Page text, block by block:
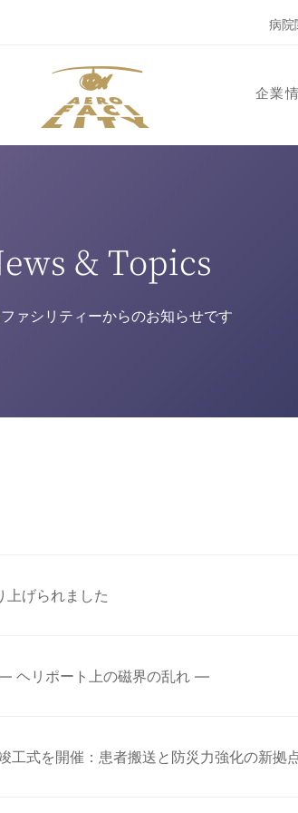
病院
企業
& Topics
ァシリティーからのお知らせです
上げられました
ヘリポート上の磁界の乱れ —
工式を開催：患者搬送と防災力強化の新拠